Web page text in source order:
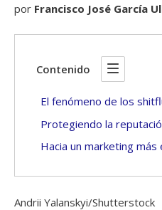
por Francisco José García
Contenido
El fenómeno de los
Protegiendo la
Hacia un marketing más
Andrii Yalanskyi/Shutterstock